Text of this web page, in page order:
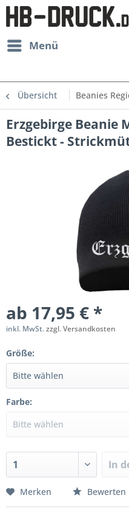
Menü
Übersicht Beanies
Erzgebirge Beanie
Bestickt -
ab 17,95 € *
inkl. MwSt.zzgl. Versandkosten
Größe:
Farbe:
In
Merken Bewerten